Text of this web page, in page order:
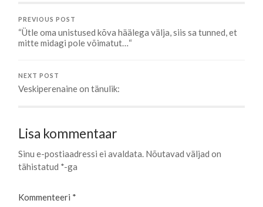
PREVIOUS POST
“Ütle oma unistused kõva häälega välja, siis sa tunned, et
mitte midagi pole võimatut…“
NEXT POST
Veskiperenaine on tänulik:
Lisa kommentaar
Sinu e-postiaadressi ei avaldata. Nõutavad väljad on
tähistatud *-ga
Kommenteeri *